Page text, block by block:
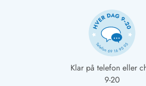
Klar på telefon eller
9-20